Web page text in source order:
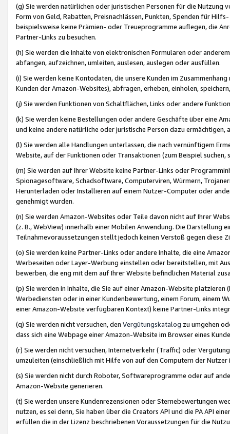
(g) Sie werden natürlichen oder juristischen Personen für die Nutzung
Form von Geld, Rabatten, Preisnachlässen, Punkten, Spenden für
beispielsweise keine Prämien- oder Treueprogramme auflegen, die
Partner-Links zu besuchen.
(h) Sie werden die Inhalte von elektronischen Formularen oder
abfangen, aufzeichnen, umleiten, auslesen, auslegen oder ausfüllen.
(i) Sie werden keine Kontodaten, die unsere Kunden im
Kunden der Amazon-Websites), abfragen, erheben, einholen,
(j) Sie werden Funktionen von Schaltflächen, Links oder andere
(k) Sie werden keine Bestellungen oder andere Geschäfte über eine
und keine andere natürliche oder juristische Person dazu
(l) Sie werden alle Handlungen unterlassen, die nach vernünftigem
Website, auf der Funktionen oder Transaktionen (zum Beispiel
(m) Sie werden auf Ihrer Website keine Partner-Links oder
Spionagesoftware, Schadsoftware, Computerviren, Würmern,
Herunterladen oder Installieren auf einem Nutzer-Computer oder
genehmigt wurden.
(n) Sie werden Amazon-Websites oder Teile davon nicht auf Ihrer
(z. B., WebView) innerhalb einer Mobilen Anwendung. Die Darstellung
Teilnahmevoraussetzungen stellt jedoch keinen Verstoß gegen diese
(o) Sie werden keine Partner-Links oder andere Inhalte, die eine
Werbeseiten oder Layer-Werbung einstellen oder bereitstellen, mit
bewerben, die eng mit dem auf Ihrer Website befindlichen Material
(p) Sie werden in Inhalte, die Sie auf einer Amazon-Website
Werbediensten oder in einer Kundenbewertung, einem Forum, einem
einer Amazon-Website verfügbaren Kontext) keine Partner-Links
(q) Sie werden nicht versuchen, den Vergütungskatalog zu umgehen
dass sich eine Webpage einer Amazon-Website im Browser eines
(r) Sie werden nicht versuchen, Internetverkehr (Traffic) oder
umzuleiten (einschließlich mit Hilfe von auf den Computern der
(s) Sie werden nicht durch Roboter, Softwareprogramme oder auf
Amazon-Website generieren.
(t) Sie werden unsere Kundenrezensionen oder Sternebewertungen
nutzen, es sei denn, Sie haben über die Creators API und die PA API
erfüllen die in der Lizenz beschriebenen Voraussetzungen für die